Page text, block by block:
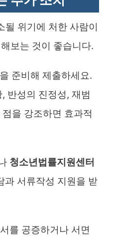
될 위기에 처한 사람이
보는 것이 좋습니다.
을 준비해 제출하세요.
반성의 진정성, 재범
을 강조하면 효과적
청소년법률지원센터
과 서류작성 지원을 받
를 공증하거나 서면